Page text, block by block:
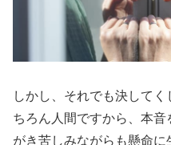
しかし、それでも決して
ちろん人間ですから、本
がき苦しみながらも懸命